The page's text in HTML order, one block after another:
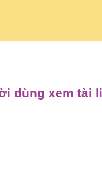
dùng xem tài